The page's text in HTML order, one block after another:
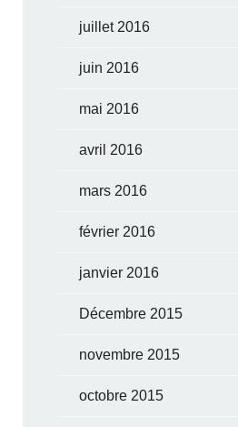
juillet 2016
juin 2016
mai 2016
avril 2016
mars 2016
février 2016
janvier 2016
Décembre 2015
novembre 2015
octobre 2015